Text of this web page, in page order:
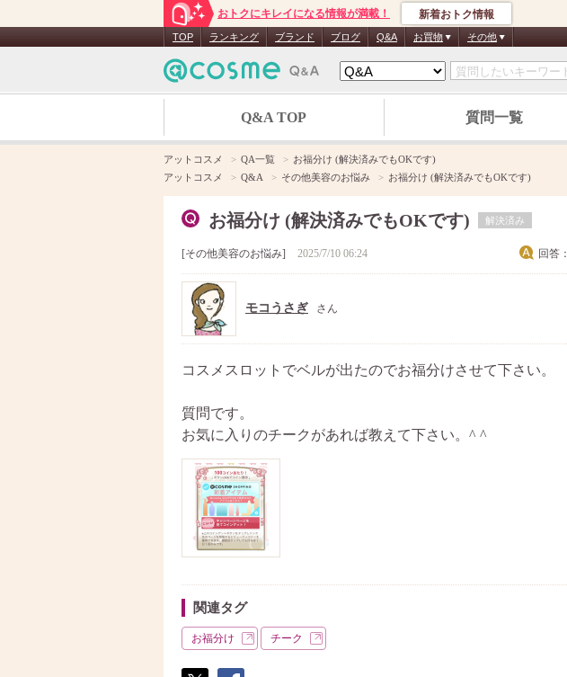
おトクにキレイになる情報が満載！ 新着おトク情報
TOP ランキング ブランド ブログ Q&A お買物 その他
Q&A TOP 質問一覧
アットコスメ QA一覧
お福分け (解決済みでもOKです)
アットコスメ
Q&A その他美容のお悩み お福分け (解決済みでもOKです)
お福分け (解決済みでもOKです) 解決済み
その他美容のお悩み 2025/7/10 06:24 回答：
モコうさぎ さん
コスメスロットでベルが出たのでお福分けさせて下さい。
質問です。
お気に入りのチークがあれば教えて下さい。^ ^
関連タグ
お福分け チーク